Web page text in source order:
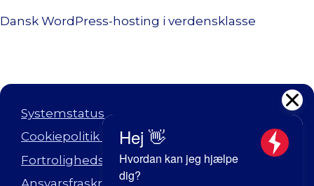
Dansk WordPress-hosting i verdensklasse
Systemstatus
Cookiepolitik (EU)
Fortrolighedserklæring (EU)
Ansvarsfraskrivelse